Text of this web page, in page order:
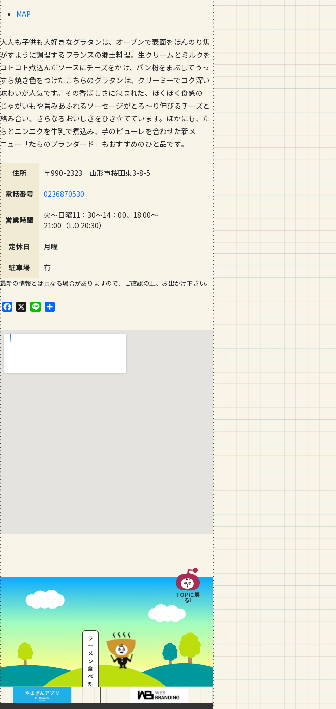
MAP
大人も子供も大好きなグラタンは、オーブンで表面をほんのり焦
がすように調理するフランスの郷土料理。生クリームとミルクを
コトコト煮込んだソースにチーズをかけ、パン粉をまぶしてうっ
すら焼き色をつけたこちらのグラタンは、クリーミーでコク深い
味わいが人気です。その香ばしさに包まれた、ほくほく食感の
じゃがいもや旨みあふれるソーセージがとろ〜り伸びるチーズと
絡み合い、さらなるおいしさをひき立てています。ほかにも、た
らとニンニクを牛乳で煮込み、芋のピューレを合わせた新メ
ニュー「たらのブランダード」もおすすめのひと品です。
住所 〒990-2323 山形市桜田東3-8-5
電話番号 0236870530
営業時間
火～日曜11：30～14：00、18:00～
21:00（L.O.20:30）
定休日 月曜
駐車場 有
最新の情報とは異なる場合がありますので、ご確認の上、お出かけ下さい。
F
e
X
L
e
TOPに戻
る!
ラ
ー
メ
ン
食
べ
た
い